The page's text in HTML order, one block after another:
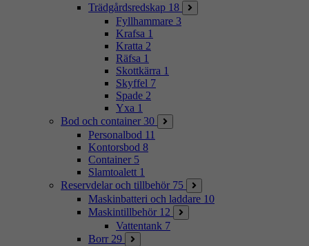
Trädgårdsredskap 18
Fyllhammare 3
Krafsa 1
Kratta 2
Räfsa 1
Skottkärra 1
Skyffel 7
Spade 2
Yxa 1
Bod och container 30
Personalbod 11
Kontorsbod 8
Container 5
Slamtoalett 1
Reservdelar och tillbehör 75
Maskinbatteri och laddare 10
Maskintillbehör 12
Vattentank 7
Borr 29